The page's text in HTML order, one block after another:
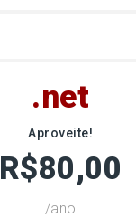
.net
Aproveite!
R$80,00
/ano